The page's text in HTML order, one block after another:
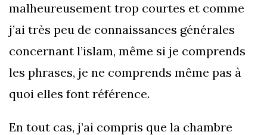
malheureusement trop courtes et comme
j’ai très peu de connaissances générales
concernant l’islam, même si je comprends
les phrases, je ne comprends même pas à
quoi elles font référence.
En tout cas, j’ai compris que la chambre